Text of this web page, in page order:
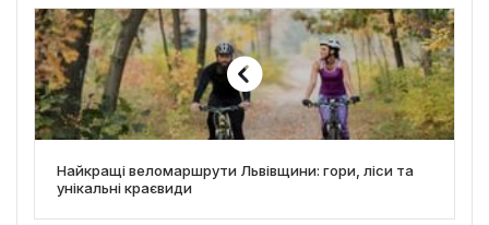
Найкращі веломаршрути Львівщини: гори, ліси та
унікальні краєвиди